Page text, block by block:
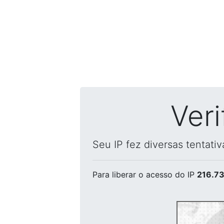
Seu IP fez diversas
Para liberar o acesso do IP